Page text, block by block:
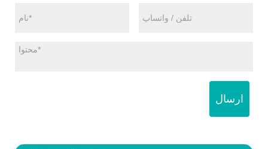
ارسال